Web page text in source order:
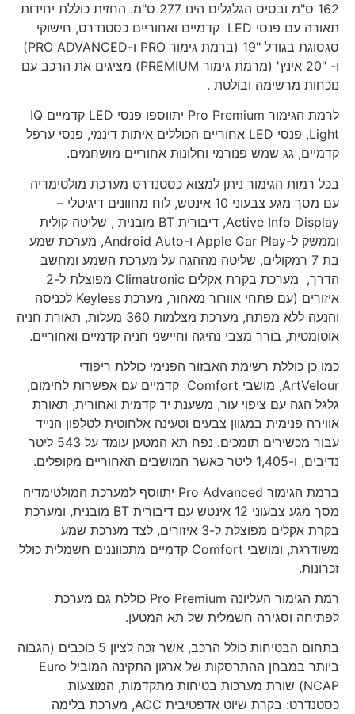
162 ס"מ ובסיס הגלגלים הינו 277 ס"מ. החזית כוללת יחידות
תאורה עם פנסי LED קדמיים ואחוריים כסטנדרט, חישוקי
סגסוגת בגודל "19 (ברמת גימור PRO ו-PRO ADVANCED)
ו- "20 אינץ' (מרמת גימור PREMIUM) מציגים את הרכב עם
נוכחות מרשימה ובולטת .
לרמת הגימור Pro Premium יתווספו פנסי LED קדמיים IQ
Light, פנסי LED אחוריים הכוללים איתות דינמי, פנסי ערפל
קדמיים, גג שמש פנורמי וחלונות אחוריים מושחמים.
בכל רמות הגימור ניתן למצוא כסטנדרט מערכת מולטימדיה
עם מסך מגע צבעוני 10 אינטש, לוח מחוונים דיגיטלי –
Active Info Display, דיבורית BT מובנית , שליטה קולית
וממשק ל-Apple Car Play ו-Android Auto, מערכת שמע
בת 7 רמקולים, שליטה מההגה על מערכת השמע ומחשב
הדרך, מערכת בקרת אקלים Climatronic מפוצלת ל-2
איזורים (עם פתחי אוורור מאחור, מערכת Keyless לכניסה
והנעה ללא מפתח, מערכת מצלמות 360 מעלות, תאורת חניה
אוטומטית, בורר מצבי נהיגה וחיישני חניה קדמיים ואחוריים.
כמו כן כוללת רשימת האבזור הפנימי כוללת ריפודי
ArtVelour, מושבי Comfort קדמיים עם אפשרות לחימום,
גלגל הגה עם ציפוי עור, משענת יד קדמית ואחורית, תאורת
אווירה פנימית במגוון צבעים וטעינה אלחוטית לטלפון הנייד
עבור מכשירים תומכים. נפח תא המטען עומד על 543 ליטר
נדיבים, ו-1,405 ליטר כאשר המושבים האחוריים מקופלים.
ברמת הגימור Pro Advanced יתווסף למערכת המולטימדיה
מסך מגע צבעוני 12 אינטש עם דיבורית BT מובנית, ומערכת
בקרת אקלים מפוצלת ל-3 איזורים, לצד מערכת שמע
משודרגת, ומושבי Comfort קדמיים מתכווננים חשמלית כולל
זכרונות.
רמת הגימור העליונה Pro Premium כוללת גם מערכת
לפתיחה וסגירה חשמלית של תא המטען.
בתחום הבטיחות כולל הרכב, אשר זכה לציון 5 כוכבים (הגבוה
ביותר במבחן ההתרסקות של ארגון התקינה המוביל Euro
NCAP) שורת מערכות בטיחות מתקדמות, המוצעות
כסטנדרט: בקרת שיוט אדפטיבית ACC, מערכת בלימה